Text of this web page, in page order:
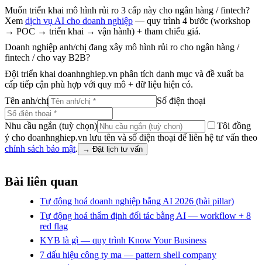
Muốn triển khai mô hình rủi ro 3 cấp này cho ngân hàng / fintech?
Xem dịch vụ AI cho doanh nghiệp — quy trình 4 bước (workshop
→ POC → triển khai → vận hành) + tham chiếu giá.
Doanh nghiệp anh/chị đang xây mô hình rủi ro cho ngân hàng /
fintech / cho vay B2B?
Đội triển khai doanhnghiep.vn phân tích danh mục và đề xuất ba
cấp tiếp cận phù hợp với quy mô + dữ liệu hiện có.
Tên anh/chị
Số điện thoại
Nhu cầu ngắn (tuỳ chọn)
Tôi đồng
ý cho doanhnghiep.vn lưu tên và số điện thoại để liên hệ tư vấn theo
chính sách bảo mật. → Đặt lịch tư vấn
Bài liên quan
Tự động hoá doanh nghiệp bằng AI 2026 (bài pillar)
Tự động hoá thẩm định đối tác bằng AI — workflow + 8
red flag
KYB là gì — quy trình Know Your Business
7 dấu hiệu công ty ma — pattern shell company